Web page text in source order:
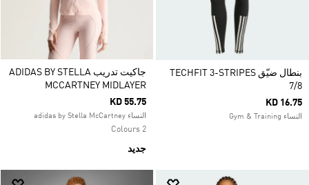
بنطال ضيّق TECHFIT 3-STRIPES
7/8
KD 16.75
النساء Gym & Training
جاكيت تدريب ADIDAS BY STELLA
MCCARTNEY MIDLAYER
KD 55.75
النساء adidas by Stella McCartney
2 Colours
جديد